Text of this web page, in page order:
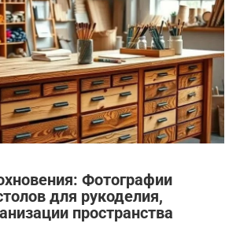
Фотографии
для рукоделия,
пространства